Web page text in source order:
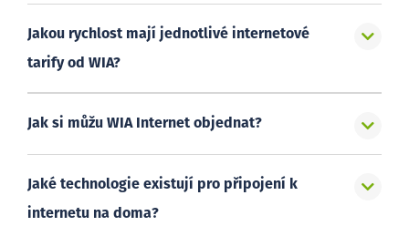
Jakou rychlost mají jednotlivé internetové
tarify od WIA?
Jak si můžu WIA Internet objednat?
Jaké technologie existují pro připojení k
internetu na doma?